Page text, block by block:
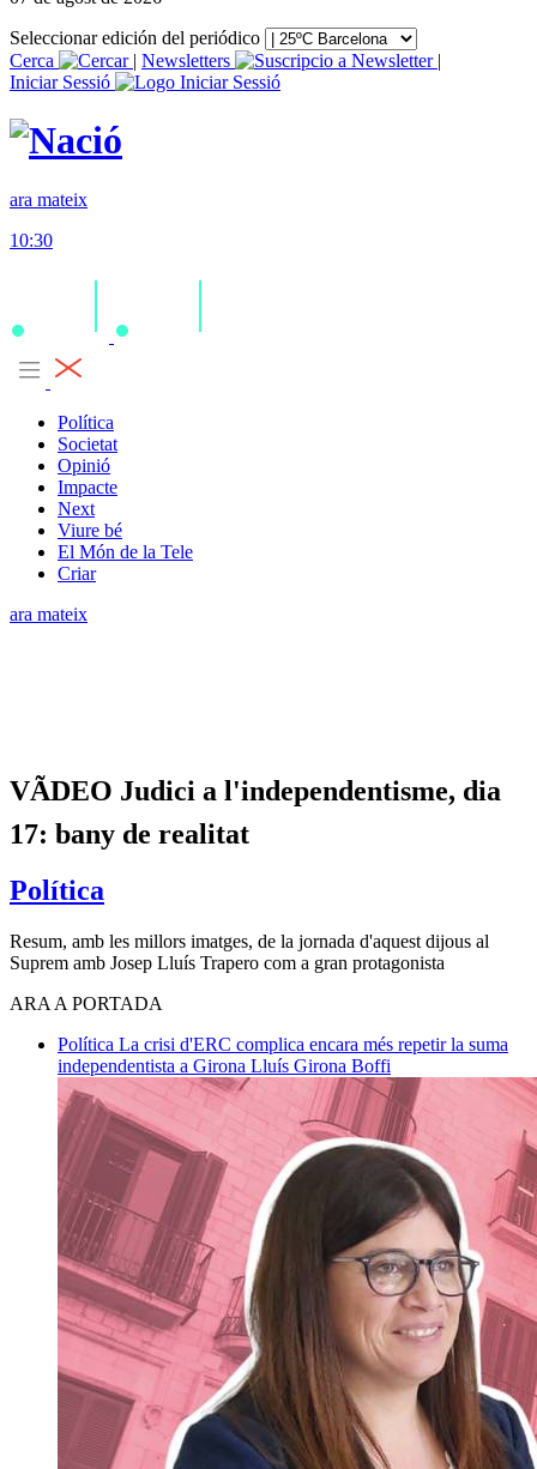
Seleccionar edición del periódico
Cerca
| Newsletters
|
Iniciar Sessió
ara mateix
10:30
Política
Societat
Opinió
Impacte
Next
Viure bé
El Món de la Tele
Criar
ara mateix
VÃDEO Judici a l'independentisme, dia
17: bany de realitat
Política
Resum, amb les millors imatges, de la jornada d'aquest dijous al
Suprem amb Josep Lluís Trapero com a gran protagonista
ARA A PORTADA
Política La crisi d'ERC complica encara més repetir la suma
independentista a Girona Lluís Girona Boffi